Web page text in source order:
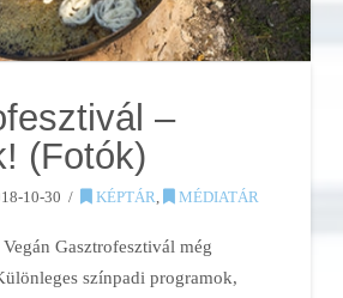
–
(Fotók)
10-30 KÉPTÁR MÉDIATÁR
Gasztrofesztivál még
színpadi programok,